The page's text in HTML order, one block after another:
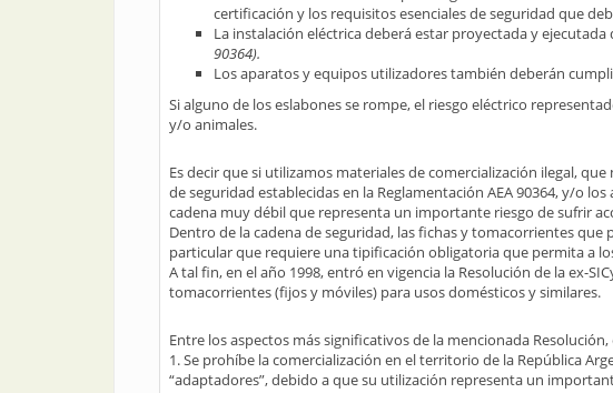
certificación y los requisitos esenciales de seguridad que
La instalación eléctrica deberá estar proyectada y
90364).
Los aparatos y equipos utilizadores también deberán
Si alguno de los eslabones se rompe, el riesgo eléctrico
y/o animales.
Es decir que si utilizamos materiales de comercialización ilegal,
de seguridad establecidas en la Reglamentación AEA 90364, y/o
cadena muy débil que representa un importante riesgo de sufrir
Dentro de la cadena de seguridad, las fichas y tomacorrientes
particular que requiere una tipificación obligatoria que permita a
A tal fin, en el año 1998, entró en vigencia la Resolución de la ex-
tomacorrientes (fijos y móviles) para usos domésticos y similares.
Entre los aspectos más significativos de la mencionada
1. Se prohíbe la comercialización en el territorio de la República
“adaptadores”, debido a que su utilización representa un